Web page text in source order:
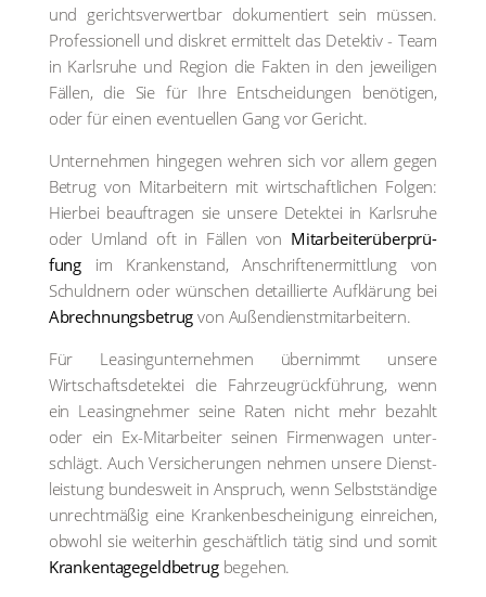
und gerichts­ver­wert­bar doku­men­tiert sein müs­sen.
Pro­fes­sio­nell und dis­kret ermit­telt das Detek­tiv - Team
in Karls­ru­he und Regi­on die Fak­ten in den jewei­li­gen
Fäl­len, die Sie für Ihre Ent­schei­dun­gen benö­ti­gen,
oder für einen even­tu­el­len Gang vor Gericht.
Unter­neh­men hin­ge­gen weh­ren sich vor allem gegen
Betrug von Mitarbeitern mit wirt­schaft­li­chen Fol­gen:
Hier­bei beauf­tra­gen sie unse­re Detek­tei in Karls­ru­he
oder Umland oft in Fäl­len von Mit­ar­bei­ter­über­prü­
fung im Kran­ken­stand, Anschrif­ten­er­mitt­lung von
Schuld­nern oder wün­schen detail­lier­te Auf­klä­rung bei
Abrech­nungs­be­trug von Außen­dienst­mit­ar­bei­tern.
Für Lea­sing­un­ter­neh­men über­nimmt unse­re
Wirtschafts­detektei die Fahr­zeug­rück­füh­rung, wenn
ein Lea­sing­neh­mer sei­ne Raten nicht mehr bezahlt
oder ein Ex-Mit­ar­bei­ter sei­nen Fir­men­wa­gen unter­
schlägt. Auch Ver­si­che­run­gen neh­men unse­re Dienst­
leis­tung bun­des­weit in Anspruch, wenn Selbst­stän­di­ge
unrecht­mä­ßig eine Kran­ken­be­schei­ni­gung ein­rei­chen,
obwohl sie wei­ter­hin geschäft­lich tätig sind und somit
Kran­ken­ta­ge­geld­be­trugbege­hen.